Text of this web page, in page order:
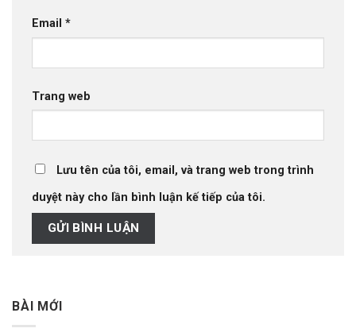
Email *
Trang web
Lưu tên của tôi, email, và trang web trong trình
duyệt này cho lần bình luận kế tiếp của tôi.
BÀI MỚI